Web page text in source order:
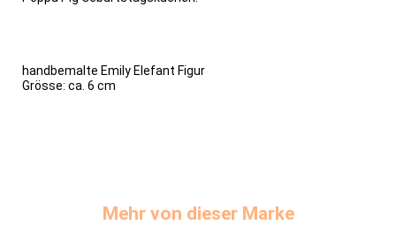
handbemalte Emily Elefant Figur
Grösse: ca. 6 cm
Mehr von dieser Marke